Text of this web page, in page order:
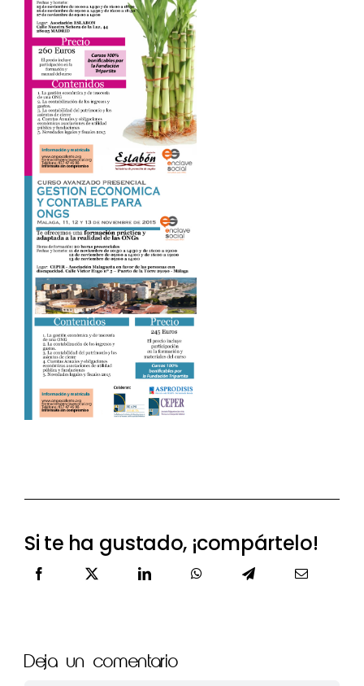
Si te ha gustado, ¡compártelo!
Deja un comentario